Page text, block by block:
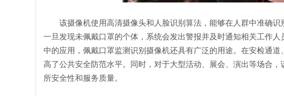
该摄像机使用高清摄像头和人脸识别算法，能够在人群中准确
一旦发现未佩戴口罩的个体，系统会发出警报并及时通知相关工作
中的应用，佩戴口罩监测识别摄像机还具有广泛的用途。在安检通
高了公共安全防范水平。同时，对于大型活动、展会、演出等场合
所安全性和服务质量。